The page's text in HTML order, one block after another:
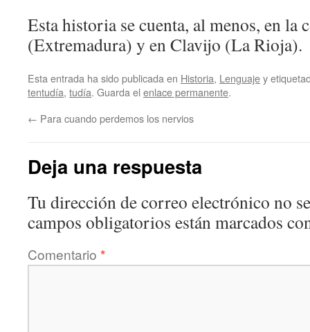
Esta historia se cuenta, al menos, en la
(Extremadura) y en Clavijo (La Rioja).
Esta entrada ha sido publicada en Historia, Lenguajey
tentudía, tudía. Guarda el enlace permanente.
← Para cuando perdemos los nervios
Deja una respuesta
Tu dirección de correo electrónico no
campos obligatorios están marcados
Comentario *